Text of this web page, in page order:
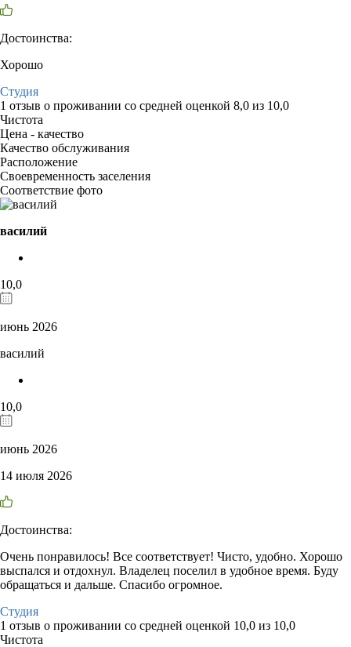
Достоинства:
Хорошо
Студия
1 отзыв о проживании со средней оценкой 8,0 из 10,0
Чистота
Цена - качество
Качество обслуживания
Расположение
Своевременность заселения
Соответствие фото
василий
10,0
июнь 2026
василий
10,0
июнь 2026
14 июля 2026
Достоинства:
Очень понравилось! Все соответствует! Чисто, удобно. Хорошо
выспался и отдохнул. Владелец поселил в удобное время. Буду
обращаться и дальше. Спасибо огромное.
Студия
1 отзыв о проживании со средней оценкой 10,0 из 10,0
Чистота